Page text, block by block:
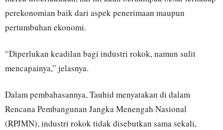
perekonomian baik dari aspek penerimaan maupun
pertumbuhan ekonomi.
“Diperlukan keadilan bagi industri rokok, namun sulit
mencapainya,” jelasnya.
Dalam pembahasannya, Tauhid menyatakan di dalam
Rencana Pembangunan Jangka Menengah Nasional
(RPJMN), industri rokok tidak disebutkan sama sekali,